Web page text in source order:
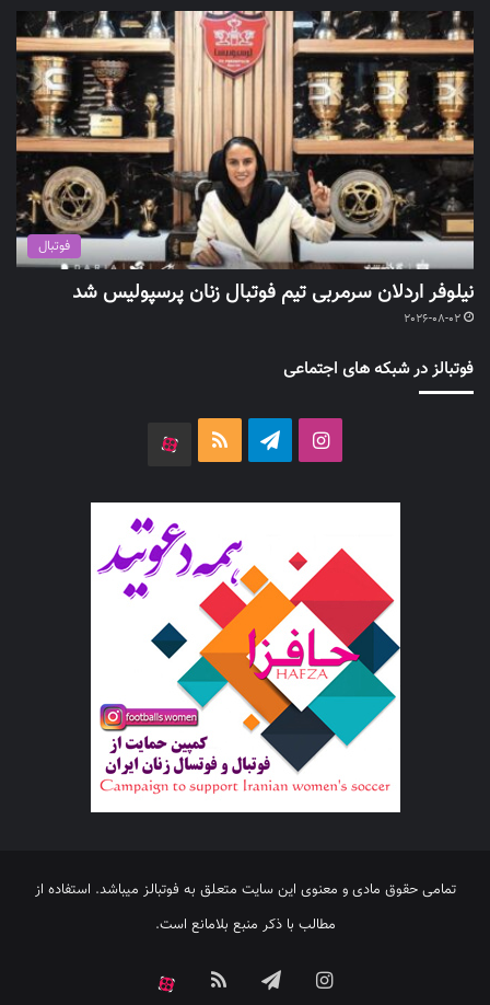
فوتبال
نیلوفر اردلان سرمربی تیم فوتبال زنان پرسپولیس شد
2026-08-02
فوتبالز در شبکه های اجتماعی
اینستاگرامتلگرام خوراک
تمامی حقوق مادی و معنوی این سایت متعلق به فوتبالز میباشد. استفاده از
مطالب با ذکر منبع بلامانع است.
اینستاگرامتلگرام خوراک